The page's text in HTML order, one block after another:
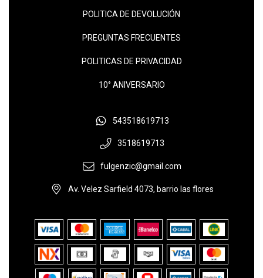
POLITICA DE DEVOLUCIÓN
PREGUNTAS FRECUENTES
POLITICAS DE PRIVACIDAD
10° ANIVERSARIO
543518619713
3518619713
fulgenzic@gmail.com
Av. Velez Sarfield 4073, barrio las flores